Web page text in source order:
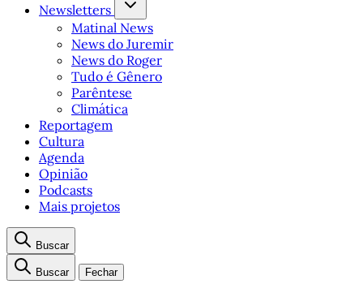
Newsletters
Matinal News
News do Juremir
News do Roger
Tudo é Gênero
Parêntese
Climática
Reportagem
Cultura
Agenda
Opinião
Podcasts
Mais projetos
Buscar
Buscar Fechar